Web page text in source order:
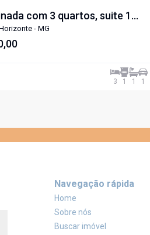
com 3 quartos, suite 1
Planalto
- MG
3 1 1 1
Navegação rápida
Home
Sobre nós
Buscar imóvel